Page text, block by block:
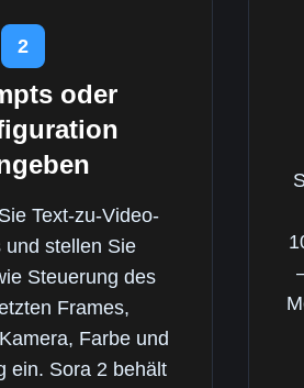
2
oder
Text-zu-Video-
und stellen Sie
Steuerung des
Frames,
Farbe und
ein. Sora 2 behält